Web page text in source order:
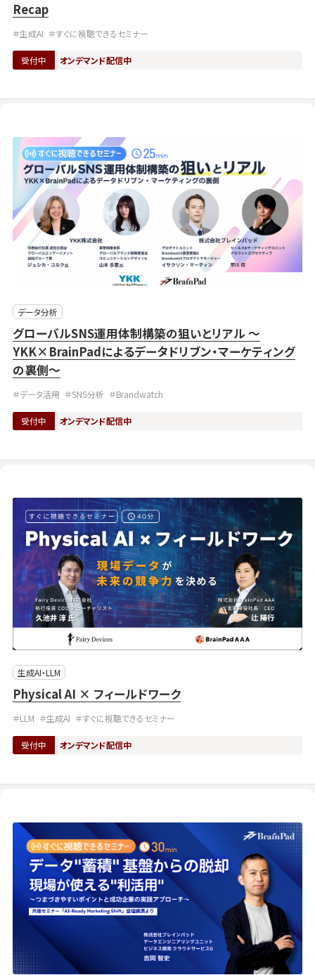
Recap
＃生成AI ＃すぐに視聴できるセミナー
受付中 オンデマンド配信中
データ分析
グローバルSNS運用体制構築の狙いとリアル ～
YKK×BrainPadによるデータドリブン・マーケティング
の裏側～
＃データ活用 ＃SNS分析 ＃Brandwatch
受付中 オンデマンド配信中
生成AI・LLM
Physical AI × フィールドワーク
＃LLM ＃生成AI ＃すぐに視聴できるセミナー
受付中 オンデマンド配信中